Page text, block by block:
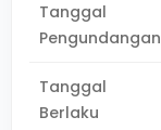
Tanggal
Pengundangan
Tanggal
Berlaku